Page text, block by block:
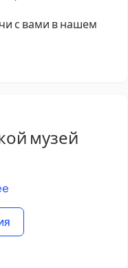
с вами в нашем
музей